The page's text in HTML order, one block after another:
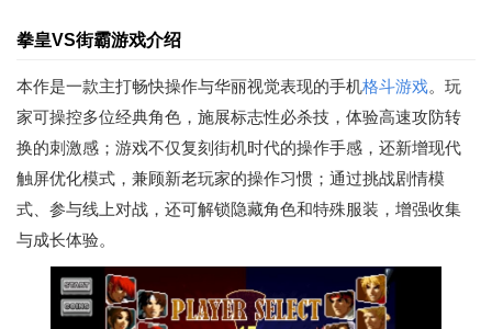
拳皇VS街霸游戏介绍
本作是一款主打畅快操作与华丽视觉表现的手机格斗游戏。玩
家可操控多位经典角色，施展标志性必杀技，体验高速攻防转
换的刺激感；游戏不仅复刻街机时代的操作手感，还新增现代
触屏优化模式，兼顾新老玩家的操作习惯；通过挑战剧情模
式、参与线上对战，还可解锁隐藏角色和特殊服装，增强收集
与成长体验。